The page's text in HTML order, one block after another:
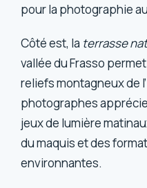
pour la photographie
Côté est, la terrasse
vallée du Frasso
reliefs montagneux de
photographes
jeux de lumière
du maquis et des
environnantes.